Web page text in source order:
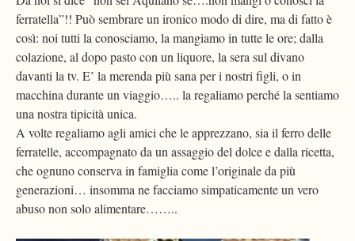
ferratella”!! Può sembrare un ironico modo di dire, ma di fatto è
così: noi tutti la conosciamo, la mangiamo in tutte le ore; dalla
colazione, al dopo pasto con un liquore, la sera sul divano
davanti la tv. E’ la merenda più sana per i nostri figli, o in
macchina durante un viaggio….. la regaliamo perché la sentiamo
una nostra tipicità unica.
A volte regaliamo agli amici che le apprezzano, sia il ferro delle
ferratelle, accompagnato da un assaggio del dolce e dalla ricetta,
che ognuno conserva in famiglia come l’originale da più
generazioni… insomma ne facciamo simpaticamente un vero
abuso non solo alimentare……..